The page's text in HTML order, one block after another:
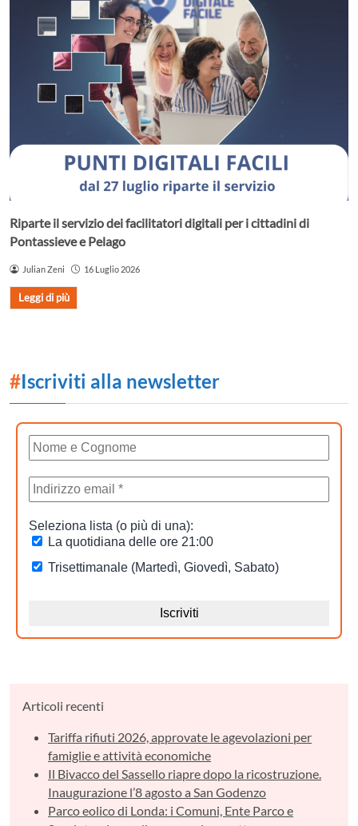
Riparte il servizio dei facilitatori digitali per i cittadini di
Pontassieve e Pelago
Julian Zeni 16 Luglio 2026
Leggi di più
#Iscriviti alla newsletter
Articoli recenti
Tariffa rifiuti 2026, approvate le agevolazioni per
famiglie e attività economiche
Il Bivacco del Sassello riapre dopo la ricostruzione.
Inaugurazione l’8 agosto a San Godenzo
Parco eolico di Londa: i Comuni, Ente Parco e